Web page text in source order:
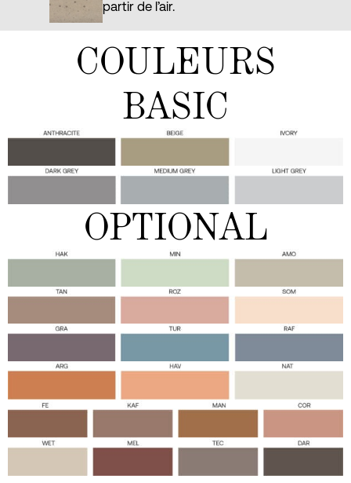
partir de l’air.
COULEURS
BASIC
OPTIONAL